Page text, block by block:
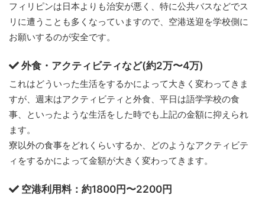
フィリピンは日本よりも治安が悪く、特に公共バスなどでス
リに遭うことも多くなっていますので、空港送迎を学校側に
お願いするのが安全です。
外食・アクティビティなど(約2万〜4万)
これはどういった生活をするかによって大きく変わってきま
すが、週末はアクティビティと外食、平日は語学学校の食
事、といったような生活をした時でも上記の金額に抑えられ
ます。
寮以外の食事をどれくらいするか、どのようなアクティビテ
ィをするかによって金額が大きく変わってきます。
空港利用料：約1800円〜2200円